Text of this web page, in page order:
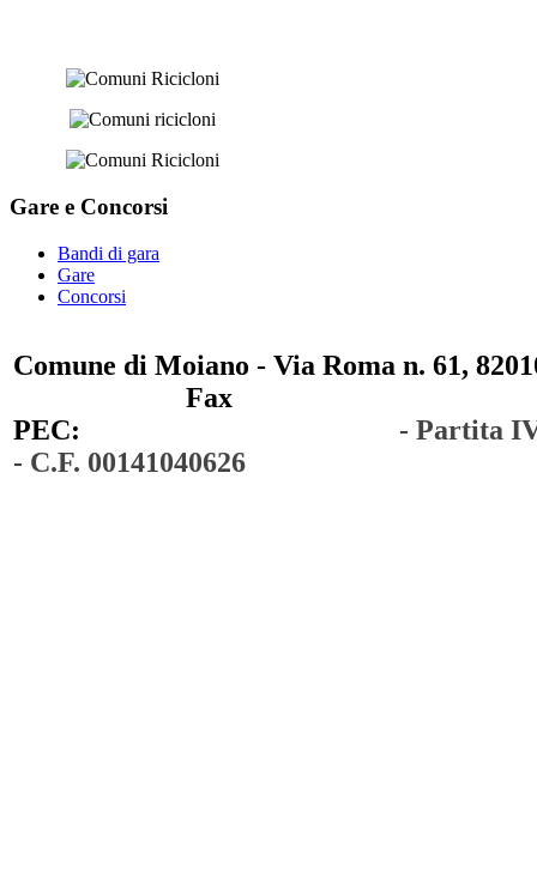
Gare e Concorsi
Bandi di gara
Gare
Concorsi
Comune di Moiano - Via Roma n. 61,
Fax
PEC:
- Partita
- C.F. 00141040626